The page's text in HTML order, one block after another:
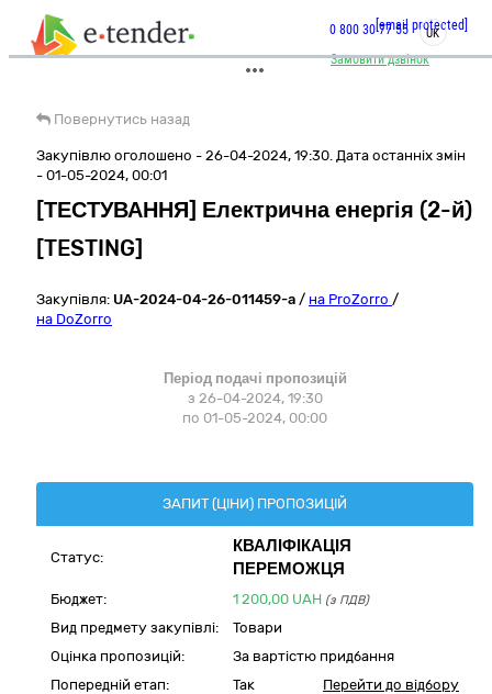
Замовити дзвінок
0 800 30 77 55[email protected]
UK
Повернутись назад
Закупівлю оголошено - 26-04-2024, 19:30. Дата останніх змін
- 01-05-2024, 00:01
[ТЕСТУВАННЯ] Електрична енергія (2-й)
[TESTING]
Закупівля: UA-2024-04-26-011459-a / на ProZorro /
на DoZorro
Період подачі пропозицій
з 26-04-2024, 19:30
по 01-05-2024, 00:00
ЗАПИТ (ЦІНИ) ПРОПОЗИЦІЙ
Статус:
КВАЛІФІКАЦІЯ
ПЕРЕМОЖЦЯ
Бюджет: 1 200,00 UAH (з ПДВ)
Вид предмету закупівлі:
Товари
Оцінка пропозицій:
За вартістю придбання
Попередній етап:
Так
Перейти до відбору